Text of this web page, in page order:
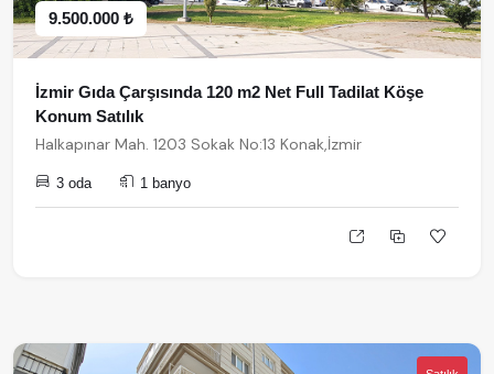
9.500.000 ₺
İzmir Gıda Çarşısında 120 m2 Net Full Tadilat Köşe
Konum Satılık
Halkapınar Mah. 1203 Sokak No:13 Konak,İzmir
3 oda 1 banyo